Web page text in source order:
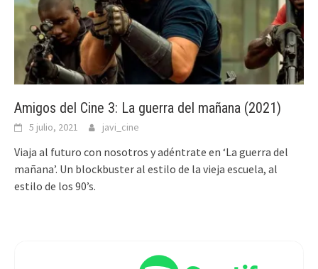
Amigos del Cine 3: La guerra del mañana (2021)
5 julio, 2021 javi_cine
Viaja al futuro con nosotros y adéntrate en ‘La guerra del
mañana’. Un blockbuster al estilo de la vieja escuela, al
estilo de los 90’s.